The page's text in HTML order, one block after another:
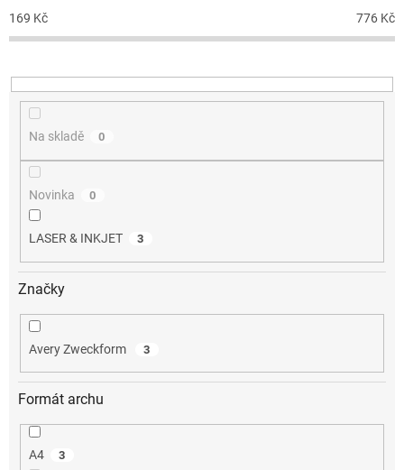
o
d
k
t
169 Kč 776 Kč
Na skladě 0
Novinka 0
LASER & INKJET 3
Značky
Avery Zweckform 3
Formát archu
A4 3